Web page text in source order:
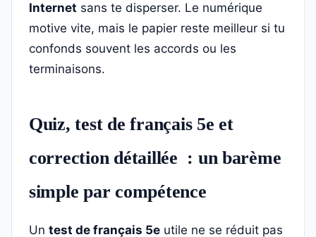
Internet sans te disperser. Le numérique
motive vite, mais le papier reste meilleur si tu
confonds souvent les accords ou les
terminaisons.
Quiz, test de français 5e et
correction détaillée : un barème
simple par compétence
Un test de français 5e utile ne se réduit pas